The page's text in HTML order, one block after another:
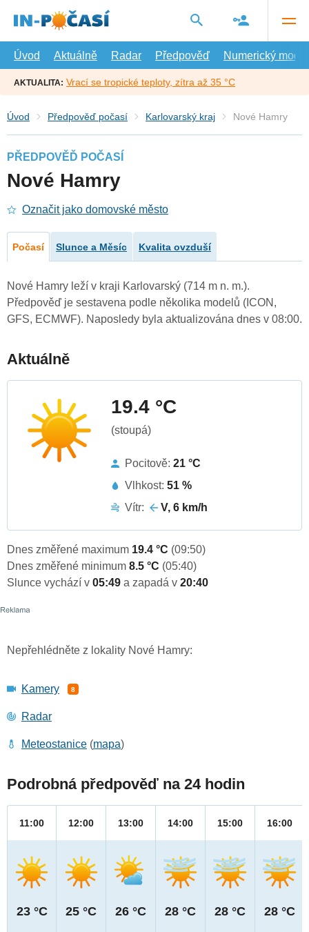
hlavní
Úvod
Aktuálně Radar Předpověď Numerický model
AKTUALITA: Vrací se tropické teploty, zítra až 35 °C
Úvod Předpověď počasí Karlovarský kraj Nové Hamry
PŘEDPOVĚĎ POČASÍ
Nové Hamry
Označit jako domovské město
Počasí Slunce a Měsíc Kvalita ovzduší
Nové Hamry leží v kraji Karlovarský (714 m n. m.).
Předpověď je sestavena podle několika modelů (ICON,
GFS, ECMWF). Naposledy byla aktualizována dnes v 08:00.
Aktuálně
19.4 °C
(stoupá)
Pocitově: 21 °C
Vlhkost: 51 %
Vítr:
V, 6 km/h
Dnes změřené maximum 19.4 °C (09:50)
Dnes změřené minimum 8.5 °C (05:40)
Slunce vychází v 05:49 a zapadá v 20:40
Nepřehlédněte z lokality Nové Hamry:
Kamery 8
Radar
Meteostanice (mapa)
Podrobná předpověď na 24 hodin
11:00
23 °C
12:00
25 °C
13:00
26 °C
14:00
28 °C
15:00
28 °C
16:00
28 °C